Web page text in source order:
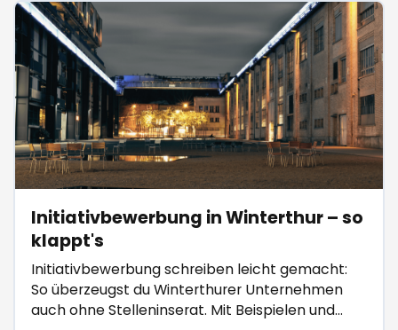
Initiativbewerbung in Winterthur – so
klappt's
Initiativbewerbung schreiben leicht gemacht:
So überzeugst du Winterthurer Unternehmen
auch ohne Stelleninserat. Mit Beispielen und